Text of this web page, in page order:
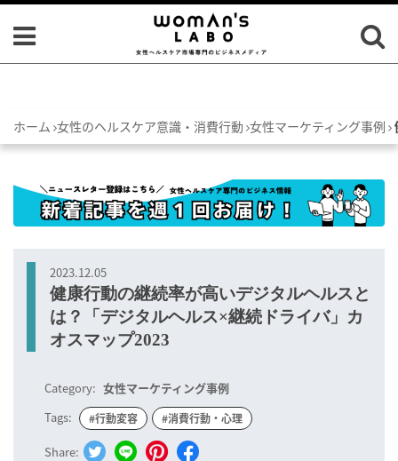
ホーム 女性のヘルスケア意識・消費行動 女性マーケティング事例
2023.12.05
健康行動の継続率が高いデジタルヘルスと
は？「デジタルヘルス×継続ドライバ」カ
オスマップ2023
Category: 女性マーケティング事例
Tags:
#行動変容 #消費行動・心理
Share: